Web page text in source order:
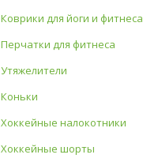
Коврики для йоги и фитнеса
Перчатки для фитнеса
Утяжелители
Коньки
Хоккейные налокотники
Хоккейные шорты